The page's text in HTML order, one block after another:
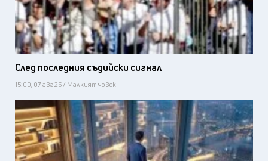
След последния съдийски сигнал
15:00, 07 авг 26 / Малкият човек